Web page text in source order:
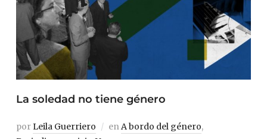
La soledad no tiene género
porLeila Guerriero enA bordo del género,